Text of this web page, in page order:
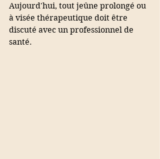
Aujourd'hui, tout jeûne prolongé ou
à visée thérapeutique doit être
discuté avec un professionnel de
santé.